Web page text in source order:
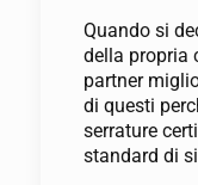
Quando si
della propria
partner
di questi
serrature
standard di